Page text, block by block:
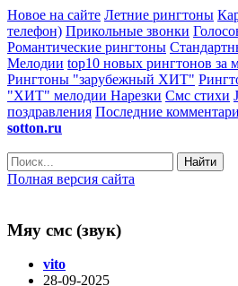
Новое на сайте Летние рингтоны
телефон) Прикольные звонки
Романтические рингтоны
Мелодии top10 новых рингтонов за
Рингтоны "зарубежный ХИТ"
"ХИТ" мелодии Нарезки Смс стихи
поздравления Последние
sotton.ru
Найти
Полная версия сайта
Мяу смс (звук)
vito
28-09-2025